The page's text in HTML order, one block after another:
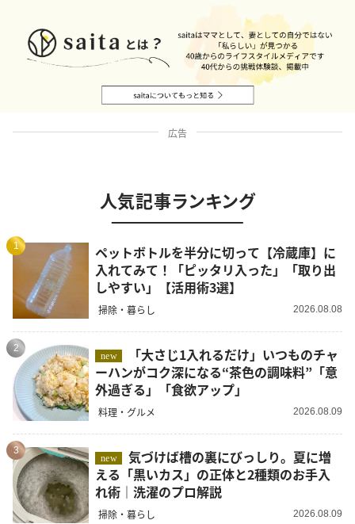
広告
人気記事ランキング
1
ペットボトルを半分に切って【冷蔵庫】に
入れてみて！「ピッタリ入った」「取り出
しやすい」【活用術3選】
掃除・暮らし 2026.08.08
2
new
ーハンがコク深になる“茶色の調味料”「意
外過ぎる」「食欲アップ」
料理・グルメ 2026.08.09
3
new
気づけば槽の裏にびっしり。夏に増
える「黒いカス」の正体と2種類のお手入
れ術｜洗濯のプロ解説
掃除・暮らし 2026.08.09